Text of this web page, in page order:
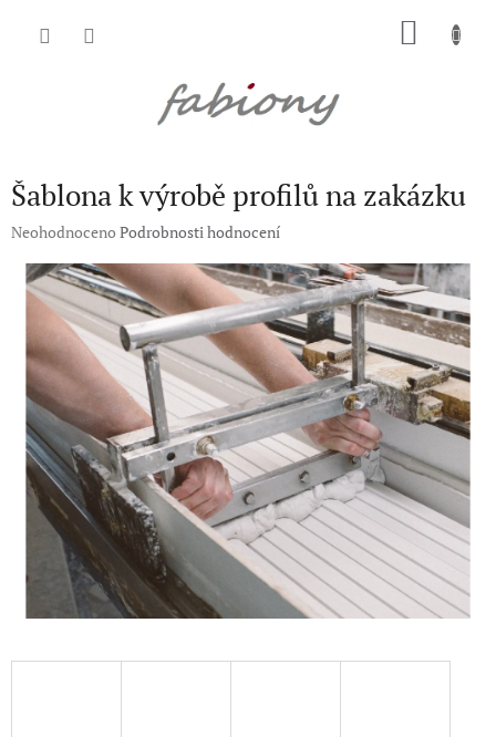
Šablona k výrobě profilů na zakázku
Průměrné
produktu
hvězdiček.
Neohodnoceno Podrobnosti hodnocení